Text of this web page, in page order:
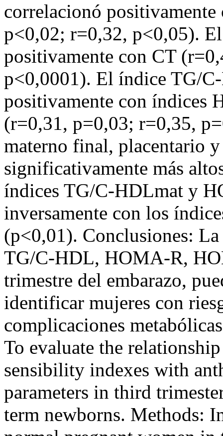
correlacionó
p<0,02; r=0,32, p<0,05).
positivamente con CT
p<0,0001). El índice TG/
positivamente con índices
(r=0,31, p=0,03; r=0,35,
materno final, placentario
significativamente más
índices TG/C-HDLmat y
inversamente con los
(p<0,01). Conclusiones:
TG/C-HDL, HOMA-R,
trimestre del embarazo,
identificar mujeres con
complicaciones
To evaluate the
sensibility indexes with
parameters in third
term newborns. Methods: